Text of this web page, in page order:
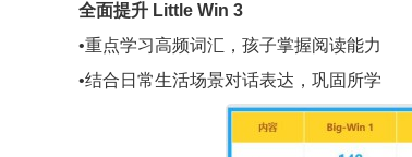
全面提升 Little Win 3
•重点学习高频词汇，孩子掌握阅读能力
•结合日常生活场景对话表达，巩固所学